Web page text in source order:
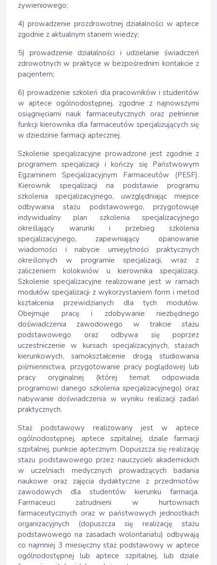
żywieniowego;
4) prowadzenie prozdrowotnej działalności w aptece
zgodnie z aktualnym stanem wiedzy;
5) prowadzenie działalności i udzielanie świadczeń
zdrowotnych w praktyce w bezpośrednim kontakcie z
pacjentem;
6) prowadzenie szkoleń dla pracowników i studentów
w aptece ogólnodostępnej, zgodnie z najnowszymi
osiągnięciami nauk farmaceutycznych oraz pełnienie
funkcji kierownika dla farmaceutów specjalizujących się
w dziedzinie farmacji aptecznej.
Szkolenie specjalizacyjne prowadzone jest zgodnie z
programem specjalizacji i kończy się Państwowym
Egzaminem Specjalizacyjnym Farmaceutów (PESF).
Kierownik specjalizacji na podstawie programu
szkolenia specjalizacyjnego, uwzględniając miejsce
odbywania stażu podstawowego, przygotowuje
indywidualny plan szkolenia specjalizacyjnego
określający warunki i przebieg szkolenia
specjalizacyjnego, zapewniający opanowanie
wiadomości i nabycie umiejętności praktycznych
określonych w programie specjalizacji, wraz z
zaliczeniem kolokwiów u kierownika specjalizacji.
Szkolenie specjalizacyjne realizowane jest w ramach
modułów specjalizacji z wykorzystaniem form i metod
kształcenia przewidzianych dla tych modułów.
Obejmuje pracę i zdobywanie niezbędnego
doświadczenia zawodowego w trakcie stażu
podstawowego oraz odbywa się poprzez
uczestniczenie w kursach specjalizacyjnych, stażach
kierunkowych, samokształcenie drogą studiowania
piśmiennictwa, przygotowanie pracy poglądowej lub
pracy oryginalnej (której temat odpowiada
programowi danego szkolenia specjalizacyjnego) oraz
nabywanie doświadczenia w wyniku realizacji zadań
praktycznych.
Staż podstawowy realizowany jest w aptece
ogólnodostępnej, aptece szpitalnej, dziale farmacji
szpitalnej, punkcie aptecznym. Dopuszcza się realizację
stażu podstawowego przez nauczycieli akademickich
w uczelniach medycznych prowadzących badania
naukowe oraz zajęcia dydaktyczne z przedmiotów
zawodowych dla studentów kierunku farmacja.
Farmaceuci zatrudnieni w hurtowniach
farmaceutycznych oraz w państwowych jednostkach
organizacyjnych (dopuszcza się realizację stażu
podstawowego na zasadach wolontariatu) odbywają
co najmniej 3 miesięczny staż podstawowy w aptece
ogólnodostępnej lub aptece szpitalnej, lub dziale